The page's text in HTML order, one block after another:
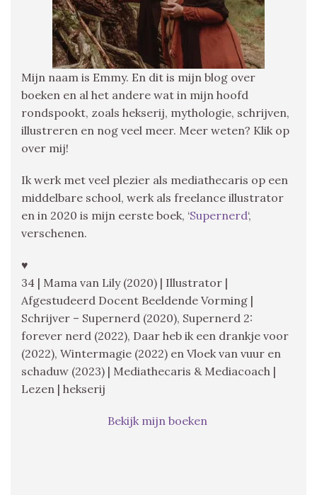
Mijn naam is Emmy. En dit is mijn blog over
boeken en al het andere wat in mijn hoofd
rondspookt, zoals hekserij, mythologie, schrijven,
illustreren en nog veel meer. Meer weten? Klik op
over mij!
Ik werk met veel plezier als mediathecaris op een
middelbare school, werk als freelance illustrator
en in 2020 is mijn eerste boek, ‘Supernerd‘,
verschenen.
♥
34 | Mama van Lily (2020) | Illustrator |
Afgestudeerd Docent Beeldende Vorming |
Schrijver – Supernerd (2020), Supernerd 2:
forever nerd (2022), Daar heb ik een drankje voor
(2022), Wintermagie (2022) en Vloek van vuur en
schaduw (2023) | Mediathecaris & Mediacoach |
Lezen | hekserij
Bekijk mijn boeken